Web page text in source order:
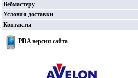
Вебмастеру
Условия доставки
Контакты
PDA версия сайта